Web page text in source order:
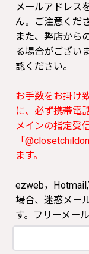
メールアドレス
ん。ご注意くだ
また、弊店から
る場合がござい
認ください。
お手数をお掛け
に、必ず携帯電
メインの指定受
「
ます。
ezweb，
場合、迷惑メー
す。フリーメー